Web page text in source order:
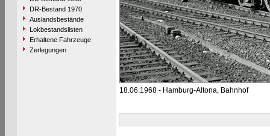
DR-Bestand 1970
Auslandsbestände
Lokbestandslisten
Erhaltene Fahrzeuge
Zerlegungen
18.06.1968 - Hamburg-Altona, Bahnhof